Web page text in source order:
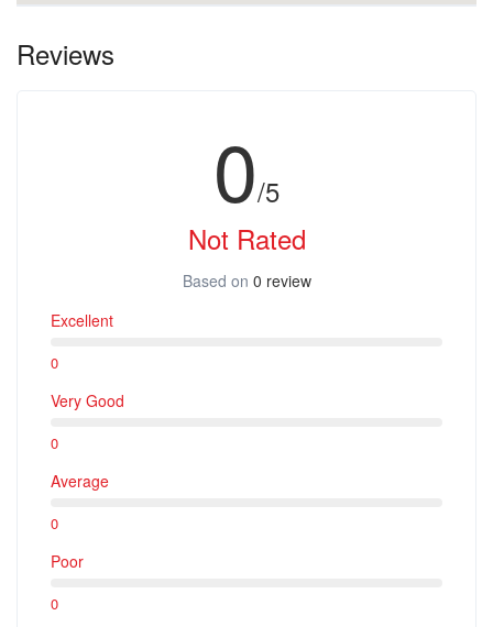
Reviews
0/5
Not Rated
Based on 0 review
Excellent
0
Very Good
0
Average
0
Poor
0